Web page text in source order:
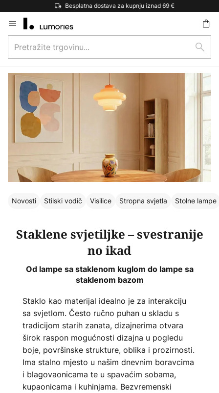
Besplatna dostava za kupnju iznad 69 €
to
Content
trgovinu...
traži
Novosti Stilski vodič Visilice Stropna svjetla Stolne lampe
Staklene svjetiljke – svestranije
no ikad
Od lampe sa staklenom kuglom do lampe sa
staklenom bazom
Staklo kao materijal idealno je za interakciju
sa svjetlom. Često ručno puhan u skladu s
tradicijom starih zanata, dizajnerima otvara
širok raspon mogućnosti dizajna u pogledu
boje, površinske strukture, oblika i prozirnosti.
Ima stalno mjesto u našim dnevnim boravcima
i blagovaonicama te u spavaćim sobama,
kupaonicama i kuhinjama. Bezvremenski